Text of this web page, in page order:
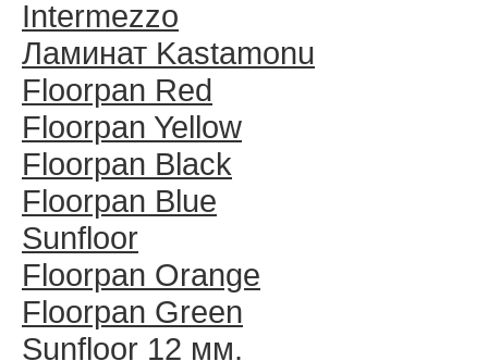
Intermezzo
Ламинат Kastamonu
Floorpan Red
Floorpan Yellow
Floorpan Black
Floorpan Blue
Sunfloor
Floorpan Orange
Floorpan Green
Sunfloor 12 мм.